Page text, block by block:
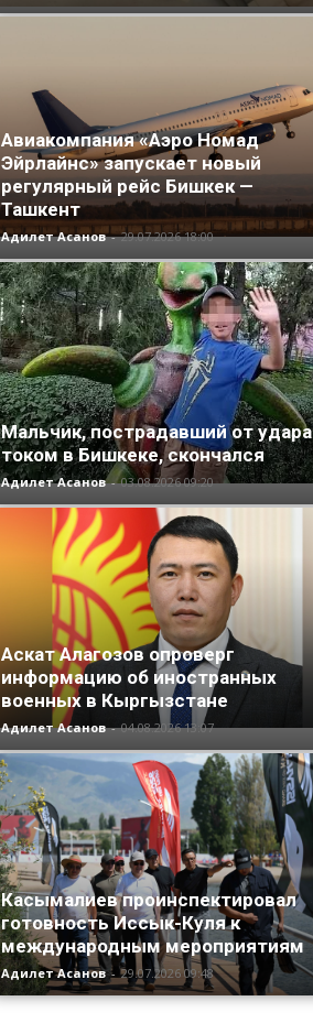
Авиакомпания «Аэро Номад
Эйрлайнс» запускает новый
регулярный рейс Бишкек —
Ташкент
Адилет Асанов - 29.07.2026 18:00
Мальчик, пострадавший от удара
током в Бишкеке, скончался
Адилет Асанов - 03.08.2026 09:20
Аскат Алагозов опроверг
информацию об иностранных
военных в Кыргызстане
Адилет Асанов - 04.08.2026 13:07
Касымалиев проинспектировал
готовность Иссык-Куля к
международным мероприятиям
Адилет Асанов - 29.07.2026 09:48